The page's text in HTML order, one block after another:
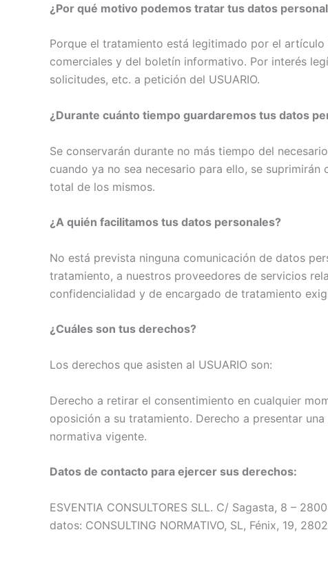
¿Por qué motivo podemos tratar tus datos
Porque el tratamiento está legitimado por el artículo
comerciales y del boletín informativo. Por interés
solicitudes, etc. a petición del USUARIO.
¿Durante cuánto tiempo guardaremos tus datos
Se conservarán durante no más tiempo del
cuando ya no sea necesario para ello, se
total de los mismos.
¿A quién facilitamos tus datos personales?
No está prevista ninguna comunicación de datos
tratamiento, a nuestros proveedores de servicios
confidencialidad y de encargado de tratamiento
¿Cuáles son tus derechos?
Los derechos que asisten al USUARIO son:
Derecho a retirar el consentimiento en cualquier
oposición a su tratamiento. Derecho a presentar
normativa vigente.
Datos de contacto para ejercer sus derechos:
ESVENTIA CONSULTORES SLL. C/ Sagasta, 8 –
datos: CONSULTING NORMATIVO, SL, Fénix, 19,